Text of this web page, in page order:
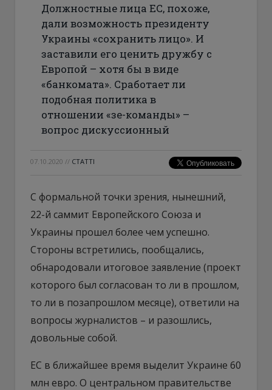
Должностные лица ЕС, похоже,
дали возможность президенту
Украины «сохранить лицо». И
заставили его ценить дружбу с
Европой – хотя бы в виде
«банкомата». Сработает ли
подобная политика в
отношении «зе-команды» –
вопрос дискуссионный
07.10.2020 // СТАТТІ
С формальной точки зрения, нынешний,
22-й саммит Европейского Союза и
Украины прошел более чем успешно.
Стороны встретились, пообщались,
обнародовали итоговое заявление (проект
которого был согласован то ли в прошлом,
то ли в позапрошлом месяце), ответили на
вопросы журналистов – и разошлись,
довольные собой.
ЕС в ближайшее время выделит Украине 60
млн евро. О центральном правительстве